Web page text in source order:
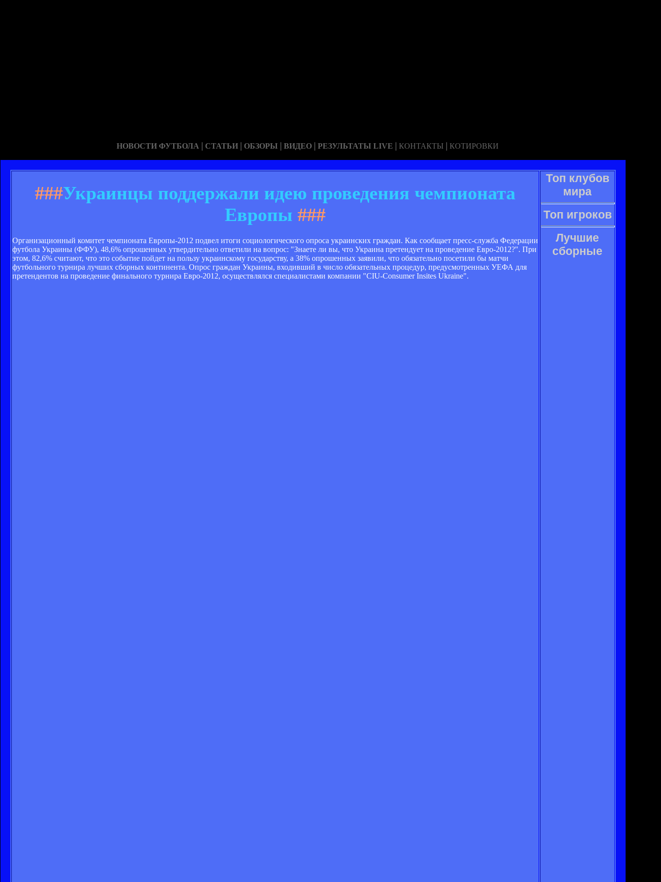
НОВОСТИ ФУТБОЛА | СТАТЬИ | ОБЗОРЫ | ВИДЕО | РЕЗУЛЬТАТЫ LIVE | КОНТАКТЫ | КОТИРОВКИ
###Украинцы поддержали идею проведения чемпионата
Европы ###
Организационный комитет чемпионата Европы-2012 подвел итоги социологического опроса украинских граждан. Как сообщает пресс-служба Федерации
футбола Украины (ФФУ), 48,6% опрошенных утвердительно ответили на вопрос: "Знаете ли вы, что Украина претендует на проведение Евро-2012?". При
этом, 82,6% считают, что это событие пойдет на пользу украинскому государству, а 38% опрошенных заявили, что обязательно посетили бы матчи
футбольного турнира лучших сборных континента. Опрос граждан Украины, входивший в число обязательных процедур, предусмотренных УЕФА для
претендентов на проведение финального турнира Евро-2012, осуществлялся специалистами компании "CIU-Consumer Insites Ukraine".
Топ клубов
мира
Топ игроков
Лучшие
сборные